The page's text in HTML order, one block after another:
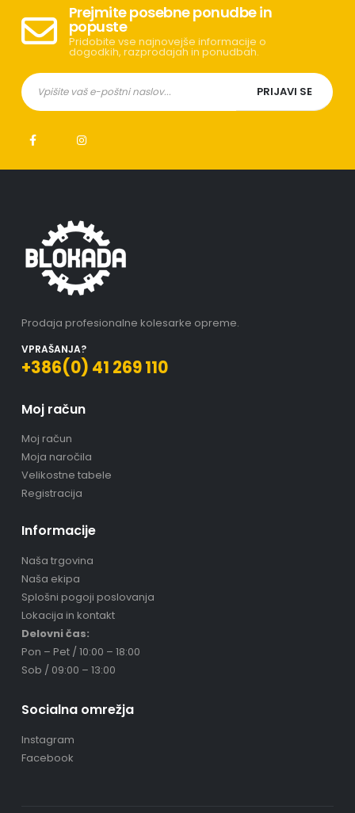
Prejmite posebne ponudbe in
popuste
Pridobite vse najnovejše informacije o
dogodkih, razprodajah in ponudbah.
Prodaja profesionalne kolesarke opreme.
VPRAŠANJA?
+386(0) 41 269 110
Moj račun
Moj račun
Moja naročila
Velikostne tabele
Registracija
Informacije
Naša trgovina
Naša ekipa
Splošni pogoji poslovanja
Lokacija in kontakt
Delovni čas:
Pon – Pet / 10:00 – 18:00
Sob / 09:00 – 13:00
Socialna omrežja
Instagram
Facebook